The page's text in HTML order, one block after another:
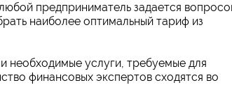
предприниматель задается
наиболее оптимальный тариф из
необходимые услуги, требуемые для
финансовых экспертов сходятся во